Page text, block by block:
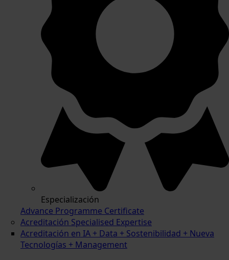
Especialización
Advance Programme Certificate
Acreditación Specialised Expertise
Acreditación en IA + Data + Sostenibilidad + Nueva
Tecnologías + Management